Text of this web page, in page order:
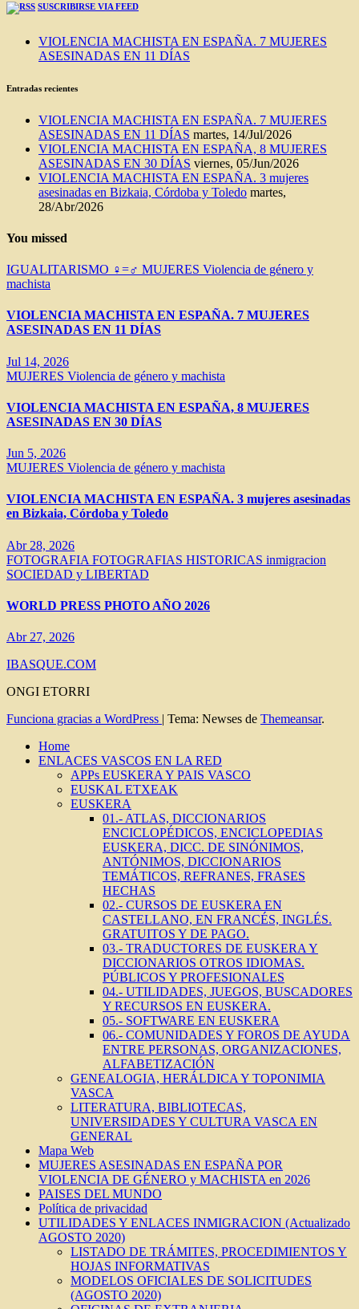
SUSCRIBIRSE VIA FEED
VIOLENCIA MACHISTA EN ESPAÑA. 7 MUJERES
ASESINADAS EN 11 DÍAS
Entradas recientes
VIOLENCIA MACHISTA EN ESPAÑA. 7 MUJERES
ASESINADAS EN 11 DÍAS martes, 14/Jul/2026
VIOLENCIA MACHISTA EN ESPAÑA, 8 MUJERES
ASESINADAS EN 30 DÍAS viernes, 05/Jun/2026
VIOLENCIA MACHISTA EN ESPAÑA. 3 mujeres
asesinadas en Bizkaia, Córdoba y Toledo martes,
28/Abr/2026
You missed
IGUALITARISMO ♀=♂ MUJERES Violencia de género y
machista
VIOLENCIA MACHISTA EN ESPAÑA. 7 MUJERES
ASESINADAS EN 11 DÍAS
Jul 14, 2026
MUJERES Violencia de género y machista
VIOLENCIA MACHISTA EN ESPAÑA, 8 MUJERES
ASESINADAS EN 30 DÍAS
Jun 5, 2026
MUJERES Violencia de género y machista
VIOLENCIA MACHISTA EN ESPAÑA. 3 mujeres asesinadas
en Bizkaia, Córdoba y Toledo
Abr 28, 2026
FOTOGRAFIA FOTOGRAFIAS HISTORICAS inmigracion
SOCIEDAD y LIBERTAD
WORLD PRESS PHOTO AÑO 2026
Abr 27, 2026
IBASQUE.COM
ONGI ETORRI
Funciona gracias a WordPress | Tema: Newses de Themeansar.
Home
ENLACES VASCOS EN LA RED
APPs EUSKERA Y PAIS VASCO
EUSKAL ETXEAK
EUSKERA
01.- ATLAS, DICCIONARIOS
ENCICLOPÉDICOS, ENCICLOPEDIAS
EUSKERA, DICC. DE SINÓNIMOS,
ANTÓNIMOS, DICCIONARIOS
TEMÁTICOS, REFRANES, FRASES
HECHAS
02.- CURSOS DE EUSKERA EN
CASTELLANO, EN FRANCÉS, INGLÉS.
GRATUITOS Y DE PAGO.
03.- TRADUCTORES DE EUSKERA Y
DICCIONARIOS OTROS IDIOMAS.
PÚBLICOS Y PROFESIONALES
04.- UTILIDADES, JUEGOS, BUSCADORES
Y RECURSOS EN EUSKERA.
05.- SOFTWARE EN EUSKERA
06.- COMUNIDADES Y FOROS DE AYUDA
ENTRE PERSONAS, ORGANIZACIONES,
ALFABETIZACIÓN
GENEALOGIA, HERÁLDICA Y TOPONIMIA
VASCA
LITERATURA, BIBLIOTECAS,
UNIVERSIDADES Y CULTURA VASCA EN
GENERAL
Mapa Web
MUJERES ASESINADAS EN ESPAÑA POR
VIOLENCIA DE GÉNERO y MACHISTA en 2026
PAISES DEL MUNDO
Política de privacidad
UTILIDADES Y ENLACES INMIGRACION (Actualizado
AGOSTO 2020)
LISTADO DE TRÁMITES, PROCEDIMIENTOS Y
HOJAS INFORMATIVAS
MODELOS OFICIALES DE SOLICITUDES
(AGOSTO 2020)